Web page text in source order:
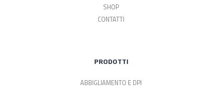
SHOP
CONTATTI
PRODOTTI
ABBIGLIAMENTO E DPI